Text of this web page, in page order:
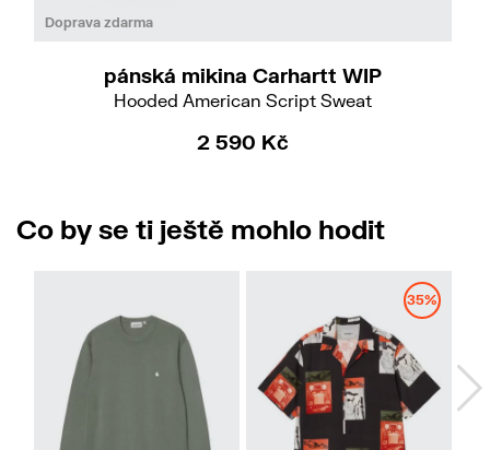
Doprava zdarma
pánská mikina Carhartt WIP
Hooded American Script Sweat
2 590 Kč
Co by se ti ještě mohlo hodit
35%